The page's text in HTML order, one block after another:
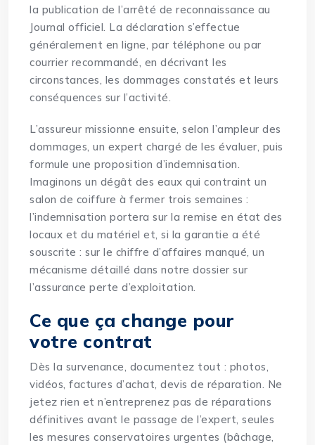
la publication de l’arrêté de reconnaissance au
Journal officiel. La déclaration s’effectue
généralement en ligne, par téléphone ou par
courrier recommandé, en décrivant les
circonstances, les dommages constatés et leurs
conséquences sur l’activité.
L’assureur missionne ensuite, selon l’ampleur des
dommages, un expert chargé de les évaluer, puis
formule une proposition d’indemnisation.
Imaginons un dégât des eaux qui contraint un
salon de coiffure à fermer trois semaines :
l’indemnisation portera sur la remise en état des
locaux et du matériel et, si la garantie a été
souscrite : sur le chiffre d’affaires manqué, un
mécanisme détaillé dans notre dossier sur
l’assurance perte d’exploitation.
Ce que ça change pour
votre contrat
Dès la survenance, documentez tout : photos,
vidéos, factures d’achat, devis de réparation. Ne
jetez rien et n’entreprenez pas de réparations
définitives avant le passage de l’expert, seules
les mesures conservatoires urgentes (bâchage,